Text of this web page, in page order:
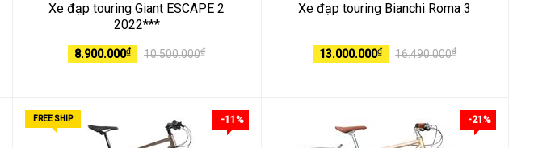
Xe đạp touring Giant ESCAPE 2
2022***
8.900.000₫ 10.500.000₫
Xe đạp touring Bianchi Roma 3
13.000.000₫ 16.490.000₫
-11%
FREE SHIP -21%